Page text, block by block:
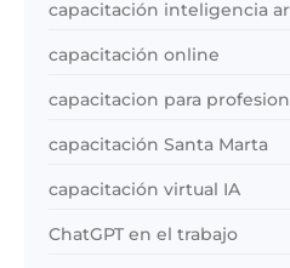
capacitación inteligencia
capacitación online
capacitacion para
capacitación Santa Marta
capacitación virtual IA
ChatGPT en el trabajo